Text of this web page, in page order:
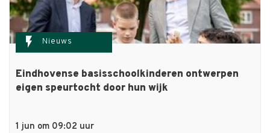
flash_on Nieuws
Eindhovense basisschoolkinderen ontwerpen
eigen speurtocht door hun wijk
1 jun om 09:02 uur